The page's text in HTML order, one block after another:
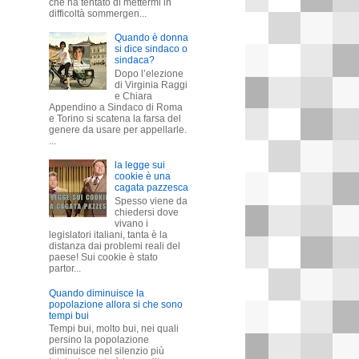
difficoltà sommergen...
Quando è donna
si dice sindaco o
sindaca?
Dopo l’elezione
di Virginia Raggi
e Chiara
Appendino a Sindaco di Roma
e Torino si scatena la farsa del
genere da usare per appellarle.
la legge sui
cookie è una
cagata pazzesca
Spesso viene da
chiedersi dove
vivano i
legislatori italiani, tanta è la
distanza dai problemi reali del
paese! Sui cookie è stato
partor...
Quando diminuisce la
popolazione allora si che sono
tempi bui
Tempi bui, molto bui, nei quali
persino la popolazione
diminuisce nel silenzio più